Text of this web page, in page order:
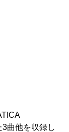
曲他を収録し